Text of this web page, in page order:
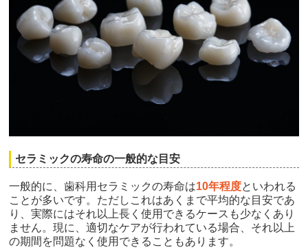
セラミックの寿命の一般的な目安
一般的に、歯科用セラミックの寿命は10年程度といわれる
ことが多いです。ただしこれはあくまで平均的な目安であ
り、実際にはそれ以上長く使用できるケースも少なくあり
ません。現に、適切なケアが行われている場合、それ以上
の期間を問題なく使用できることもあります。